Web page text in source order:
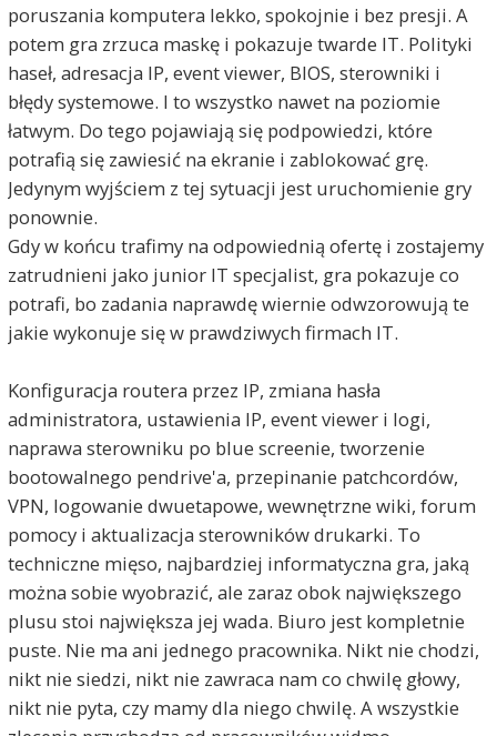
poruszania komputera lekko, spokojnie i bez presji. A
potem gra zrzuca maskę i pokazuje twarde IT. Polityki
haseł, adresacja IP, event viewer, BIOS, sterowniki i
błędy systemowe. I to wszystko nawet na poziomie
łatwym. Do tego pojawiają się podpowiedzi, które
potrafią się zawiesić na ekranie i zablokować grę.
Jedynym wyjściem z tej sytuacji jest uruchomienie gry
ponownie.
Gdy w końcu trafimy na odpowiednią ofertę i zostajemy
zatrudnieni jako junior IT specjalist, gra pokazuje co
potrafi, bo zadania naprawdę wiernie odwzorowują te
jakie wykonuje się w prawdziwych firmach IT.
Konfiguracja routera przez IP, zmiana hasła
administratora, ustawienia IP, event viewer i logi,
naprawa sterowniku po blue screenie, tworzenie
bootowalnego pendrive'a, przepinanie patchcordów,
VPN, logowanie dwuetapowe, wewnętrzne wiki, forum
pomocy i aktualizacja sterowników drukarki. To
techniczne mięso, najbardziej informatyczna gra, jaką
można sobie wyobrazić, ale zaraz obok największego
plusu stoi największa jej wada. Biuro jest kompletnie
puste. Nie ma ani jednego pracownika. Nikt nie chodzi,
nikt nie siedzi, nikt nie zawraca nam co chwilę głowy,
nikt nie pyta, czy mamy dla niego chwilę. A wszystkie